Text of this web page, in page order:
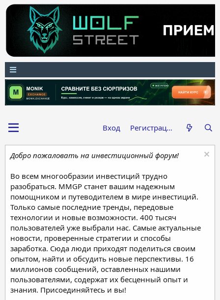
Вход Регистрация
Добро пожаловать на инвестиционный форум!
Во всем многообразии инвестиций трудно
разобраться. MMGP станет вашим надежным
помощником и путеводителем в мире инвестиций.
Только самые последние тренды, передовые
технологии и новые возможности. 400 тысяч
пользователей уже выбрали нас. Самые актуальные
новости, проверенные стратегии и способы
заработка. Сюда люди приходят поделиться своим
опытом, найти и обсудить новые перспективы. 16
миллионов сообщений, оставленных нашими
пользователями, содержат их бесценный опыт и
знания. Присоединяйтесь и вы!